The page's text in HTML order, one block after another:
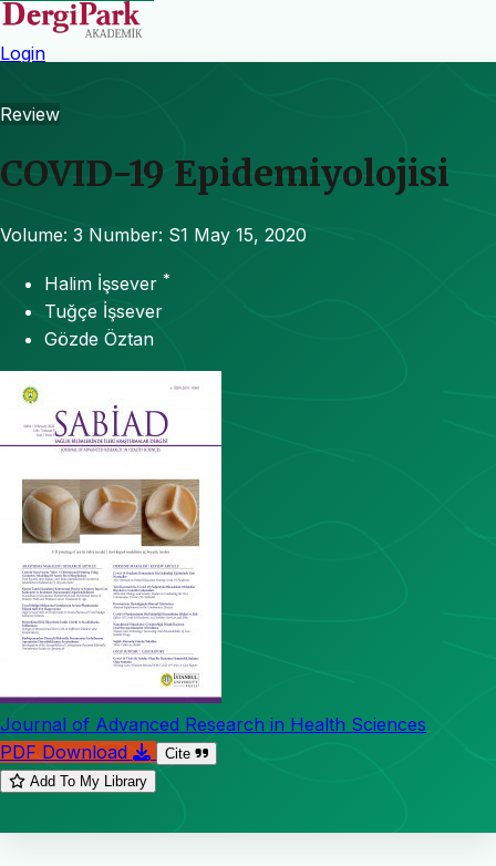
Login
Review
COVID-19 Epidemiyolojisi
Volume: 3 Number: S1 May 15, 2020
Halim İşsever *
Tuğçe İşsever
Gözde Öztan
Journal of Advanced Research in Health Sciences
PDF Download
Cite
Add To My Library